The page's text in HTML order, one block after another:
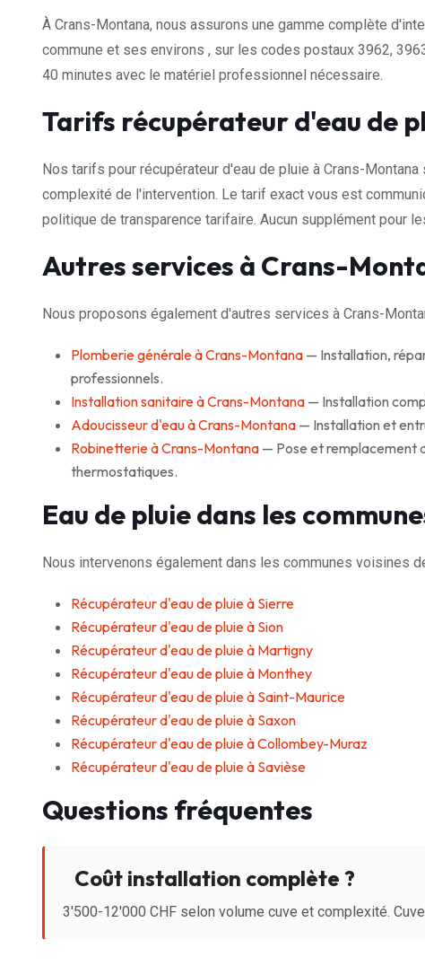
À Crans-Montana, nous assurons une gamme complète
commune et ses environs , sur les codes postaux 3962,
40 minutes avec le matériel professionnel nécessaire.
Tarifs récupérateur d'eau de
Nos tarifs pour récupérateur d'eau de pluie à Crans-Montana
complexité de l'intervention. Le tarif exact vous est
politique de transparence tarifaire. Aucun supplément pour
Autres services à Crans-
Nous proposons également d'autres services à Crans-
Plomberie générale à Crans-Montana — Installation,
professionnels.
Installation sanitaire à Crans-Montana — Installation
Adoucisseur d'eau à Crans-Montana — Installation et
Robinetterie à Crans-Montana — Pose et remplacement
thermostatiques.
Eau de pluie dans les
Nous intervenons également dans les communes voisines
Récupérateur d'eau de pluie à Sierre
Récupérateur d'eau de pluie à Sion
Récupérateur d'eau de pluie à Martigny
Récupérateur d'eau de pluie à Monthey
Récupérateur d'eau de pluie à Saint-Maurice
Récupérateur d'eau de pluie à Saxon
Récupérateur d'eau de pluie à Collombey-Muraz
Récupérateur d'eau de pluie à Savièse
Questions fréquentes
Coût installation complète ?
3'500-12'000 CHF selon volume cuve et complexité.